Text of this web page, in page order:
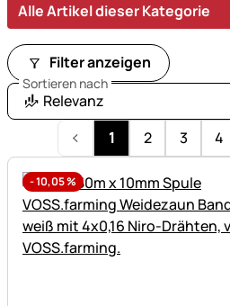
Alle Artikel dieser Kategorie
Filter anzeigen
Sortieren nach
Relevanz
1
2 3 4
-10,05%